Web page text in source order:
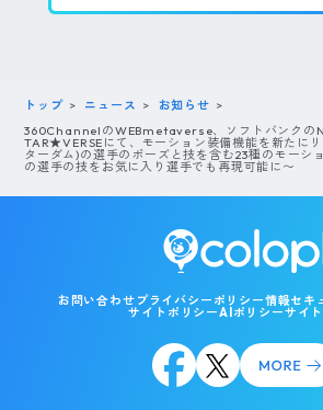
トップ ニュース
お知らせ
360ChannelのWEBmetaverse、ソフトバンクの
TAR★VERSEにて、モーション装備機能を新たに
ターダム)の選手のポーズと技を含む23種のモーシ
の選手の技をお気に入り選手でも再現可能に〜
お問い合わせ プライバシーポリシー情報セキ
サイトポリシーAIポリシーサイ